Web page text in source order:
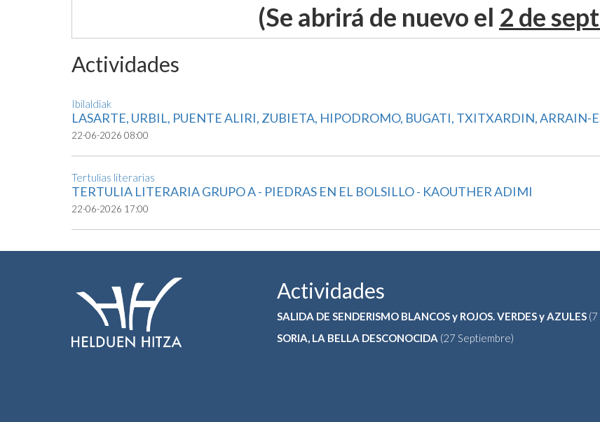
(Se abrirá de nuevo el 2 de
Actividades
Ibilaldiak
LASARTE, URBIL, PUENTE ALIRI, ZUBIETA, HIPODROMO, BUGATI, TXITXARDIN, ARRAIN-
22-06-2026 08:00
Tertulias literarias
TERTULIA LITERARIA GRUPO A - PIEDRAS EN EL BOLSILLO - KAOUTHER ADIMI
22-06-2026 17:00
Actividades
SALIDA DE SENDERISMO BLANCOS y ROJOS. VERDES y AZULES(7
SORIA, LA BELLA DESCONOCIDA (27 Septiembre)